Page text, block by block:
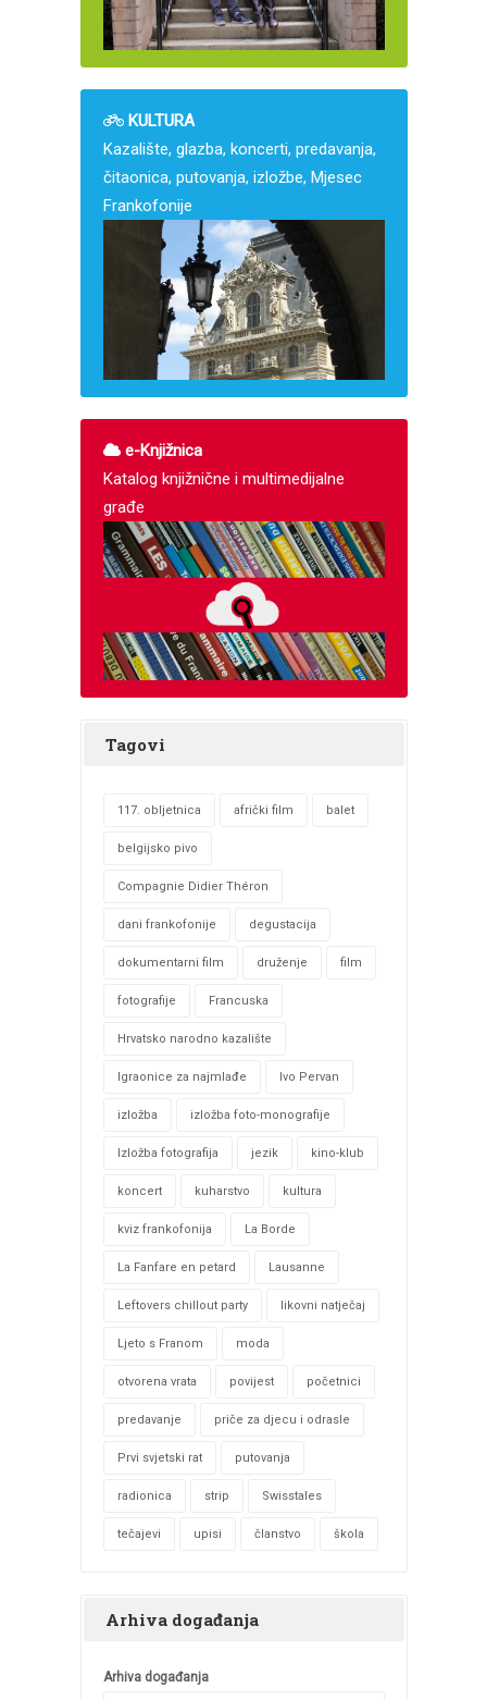
KULTURA
Kazalište, glazba, koncerti, predavanja,
čitaonica, putovanja, izložbe, Mjesec
Frankofonije
e-Knjižnica
Katalog knjižnične i multimedijalne
građe
Tagovi
117. obljetnica afrički film balet
belgijsko pivo
Compagnie Didier Théron
dani frankofonije degustacija
dokumentarni film druženje film
fotografije Francuska
Hrvatsko narodno kazalište
Igraonice za najmlađe Ivo Pervan
izložba izložba foto-monografije
Izložba fotografija jezik kino-klub
koncert kuharstvo kultura
kviz frankofonija La Borde
La Fanfare en petard Lausanne
Leftovers chillout party likovni natječaj
Ljeto s Franom moda
otvorena vrata povijest početnici
predavanje priče za djecu i odrasle
Prvi svjetski rat putovanja
radionica strip Swisstales
tečajevi upisi članstvo škola
Arhiva događanja
Arhiva događanja